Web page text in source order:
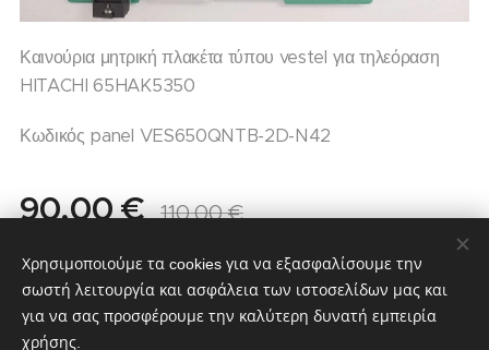
Καινούρια μητρική πλακέτα τύπου vestel για τηλεόραση
HITACHI 65HAK5350
Κωδικός panel VES650QNTB-2D-N42
90,00€ 110,00€
Χρησιμοποιούμε τα cookies για να εξασφαλίσουμε την
σωστή λειτουργία και ασφάλεια των ιστοσελίδων μας και
για να σας προσφέρουμε την καλύτερη δυνατή εμπειρία
χρήσης.